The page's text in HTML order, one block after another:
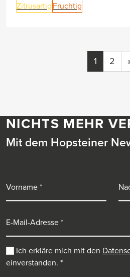
Zitrusartig Fruchtig
1 2
NICHTS MEHR
Mit dem Hopsteiner
Ich erkläre mich mit den
einverstanden. *